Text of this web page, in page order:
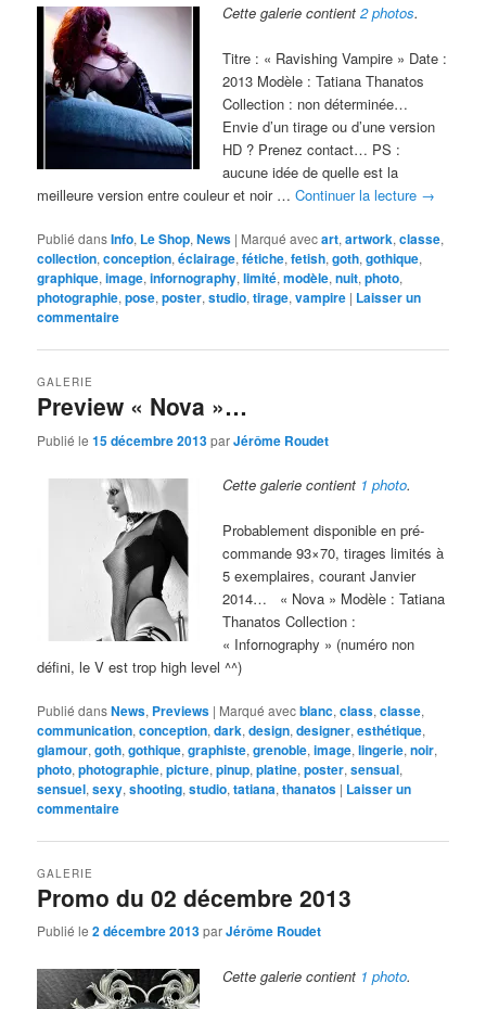
Cette galerie contient2 photos.
Titre : « Ravishing Vampire » Date :
2013 Modèle : Tatiana Thanatos
Collection : non déterminée…
Envie d’un tirage ou d’une version
HD ? Prenez contact… PS :
aucune idée de quelle est la
meilleure version entre couleur et noir …Continuer la lecture →
Publié dansInfo, Le Shop,News | Marqué avecart,artwork,classe,
collection,conception,éclairage,fétiche,fetish,goth,gothique,
graphique,image,infornography,limité,modèle,nuit,photo,
photographie,pose,poster,studio,tirage,vampire | Laisser un
commentaire
Preview « Nova »…
GALERIE
Publié le15 décembre 2013parJérôme Roudet
Cette galerie contient 1 photo.
Probablement disponible en pré-
commande 93×70, tirages limités à
5 exemplaires, courant Janvier
2014… « Nova » Modèle : Tatiana
Thanatos Collection :
« Infornography » (numéro non
défini, le V est trop high level ^^)
Publié dansNews, Previews | Marqué avecblanc,class,classe,
communication,conception,dark,design,designer,esthétique,
glamour,goth,gothique,graphiste,grenoble,image,lingerie,noir,
photo,photographie,picture,pinup,platine,poster,sensual,
sensuel,sexy,shooting,studio,tatiana,thanatos | Laisser un
commentaire
Promo du 02 décembre 2013
GALERIE
Publié le2 décembre 2013parJérôme Roudet
Cette galerie contient 1 photo.